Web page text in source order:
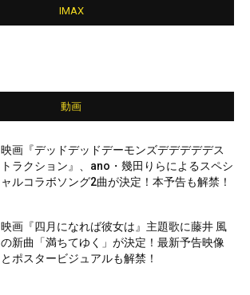
IMAX
動画
映画『デッドデッドデーモンズデデデデデス
トラクション』、ano・幾田りらによるスペシ
ャルコラボソング2曲が決定！本予告も解禁！
映画『四月になれば彼女は』主題歌に藤井 風
の新曲「満ちてゆく」が決定！最新予告映像
とポスタービジュアルも解禁！